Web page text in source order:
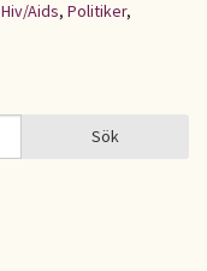
Hiv/Aids, Politiker,
Sök